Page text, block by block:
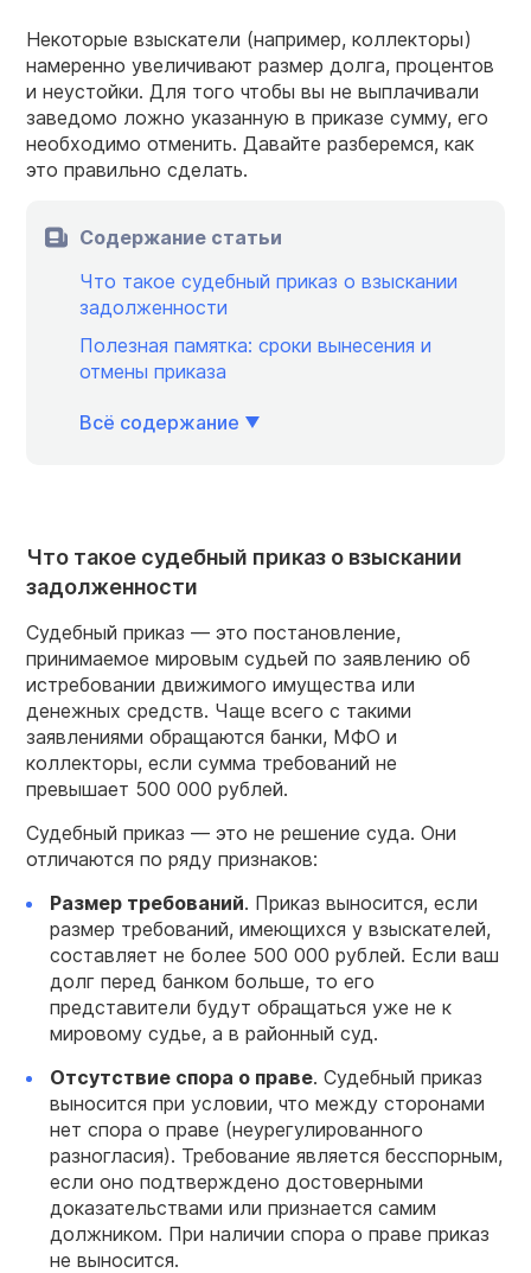
Некоторые взыскатели (например, коллекторы)
намеренно увеличивают размер долга, процентов
и неустойки. Для того чтобы вы не выплачивали
заведомо ложно указанную в приказе сумму, его
необходимо отменить. Давайте разберемся, как
это правильно сделать.
Содержание статьи
Что такое судебный приказ о взыскании
задолженности
Полезная памятка: сроки вынесения и
отмены приказа
Всё содержание
Что такое судебный приказ о взыскании
задолженности
Судебный приказ — это постановление,
принимаемое мировым судьей по заявлению об
истребовании движимого имущества или
денежных средств. Чаще всего с такими
заявлениями обращаются банки, МФО и
коллекторы, если сумма требований не
превышает 500 000 рублей.
Судебный приказ — это не решение суда. Они
отличаются по ряду признаков:
Размер требований. Приказ выносится, если
размер требований, имеющихся у взыскателей,
составляет не более 500 000 рублей. Если ваш
долг перед банком больше, то его
представители будут обращаться уже не к
мировому судье, а в районный суд.
Отсутствие спора о праве. Судебный приказ
выносится при условии, что между сторонами
нет спора о праве (неурегулированного
разногласия). Требование является бесспорным,
если оно подтверждено достоверными
доказательствами или признается самим
должником. При наличии спора о праве приказ
не выносится.